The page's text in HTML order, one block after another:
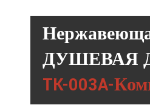
ДУШЕВАЯ
TK-003A-